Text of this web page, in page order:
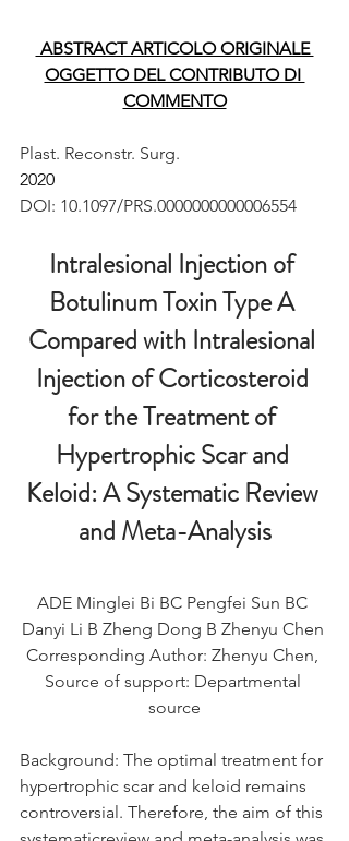
ABSTRACT ARTICOLO ORIGINALE
OGGETTO DEL CONTRIBUTO DI
COMMENTO
Plast. Reconstr. Surg.
2020
DOI: 10.1097/PRS.0000000000006554
Intralesional Injection of
Botulinum Toxin Type A
Compared with Intralesional
Injection of Corticosteroid
for the Treatment of
Hypertrophic Scar and
Keloid: A Systematic Review
and Meta-Analysis
ADE Minglei Bi BC Pengfei Sun BC
Danyi Li B Zheng Dong B Zhenyu Chen
Corresponding Author: Zhenyu Chen,
Source of support: Departmental
source
Background: The optimal treatment for
hypertrophic scar and keloid remains
controversial. Therefore, the aim of this